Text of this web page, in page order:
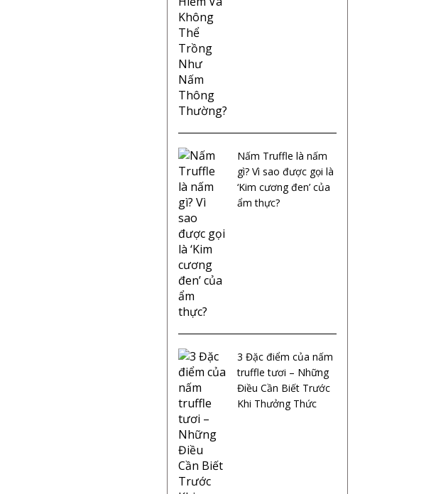
Nấm Truffle là nấm
gì? Vì sao được gọi là
‘Kim cương đen’ của
ẩm thực?
3 Đặc điểm của nấm
truffle tươi – Những
Điều Cần Biết Trước
Khi Thưởng Thức